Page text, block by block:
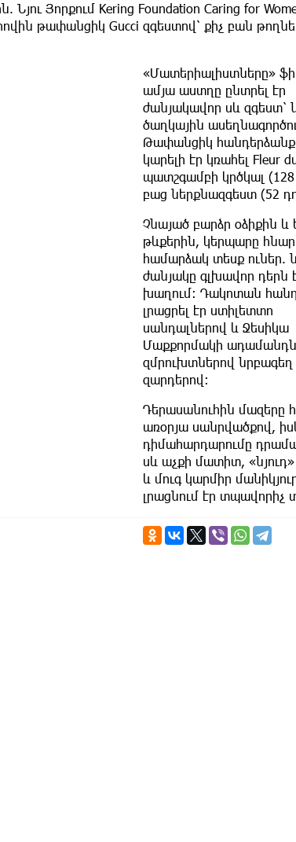
Յորքում Kering Foundation Caring for
թափանցիկ Gucci զգեստով՝ քիչ բան
«Մատերիալիստները»
ամյա աստղը ընտրել էր
ժանյակավոր սև զգեստ՝
ծաղկային
Թափանցիկ
կարելի էր կռահել Fleur
պատշգամբի կրծկալ (128
բաց ներքնազգեստ (52
Չնայած բարձր օձիքին և
թևքերին, կերպարը
համարձակ տեսք ուներ.
ժանյակը գլխավոր դերն
խաղում։ Դակոտան
լրացրել էր ստիլետտո
սանդալներով և Ջեսիկա
Մաքքորմակի
զմրուխտներով նրբագեղ
զարդերով։
Դերասանուհին մազերը
առօրյա սանրվածքով,
դիմահարդարումը
սև աչքի մատիտ, «նյուդ»
և մուգ կարմիր
լրացնում էր տպավորիչ